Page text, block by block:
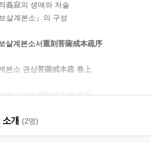
義寂의 생애와 저술
살계본소』의 구성
살계본소서重刻菩薩戒本疏序
본소 권상菩薩戒本疏 卷上
본소 권하菩薩戒本疏 卷下
說
사존장계第一 敬事尊長戒
개 (2명)